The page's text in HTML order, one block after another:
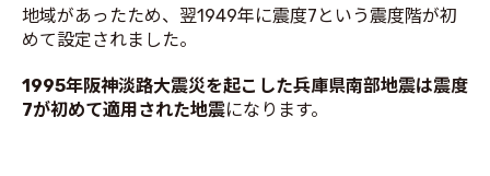
地域があったため、翌1949年に震度7という震度階が初
めて設定されました。
1995年阪神淡路大震災を起こした兵庫県南部地震は震度
7が初めて適用された地震になります。